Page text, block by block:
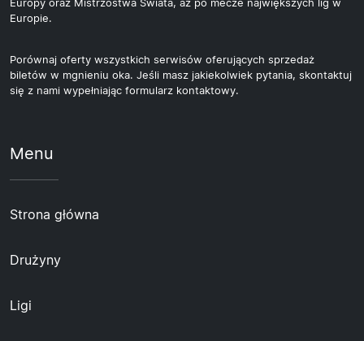
Europy oraz Mistrzostwa Świata, aż po mecze największych lig w
Europie.
Porównaj oferty wszystkich serwisów oferujących sprzedaż
biletów w mgnieniu oka. Jeśli masz jakiekolwiek pytania, skontaktuj
się z nami wypełniając formularz kontaktowy.
Menu
Strona główna
Drużyny
Ligi